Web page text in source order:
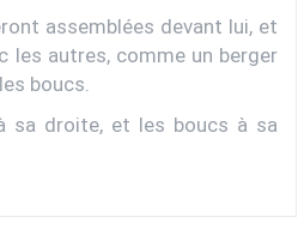
assemblées devant lui, et
les autres, comme un berger
boucs.
sa droite, et les boucs à sa